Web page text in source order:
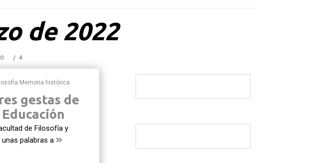
de 2022
4
Memoria histórica
gestas de
de Filosofía y
palabras a